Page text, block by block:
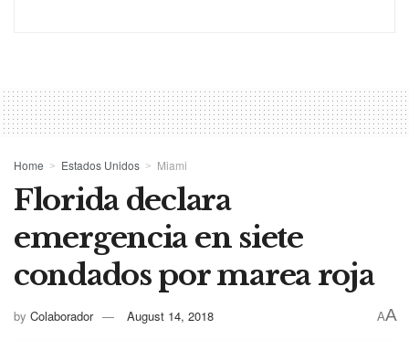
Home Estados Unidos Miami
Florida declara
emergencia en siete
condados por marea roja
by Colaborador August 14, 2018 AA